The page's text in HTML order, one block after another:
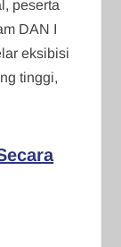
peserta
DAN I
eksibisi
tinggi,